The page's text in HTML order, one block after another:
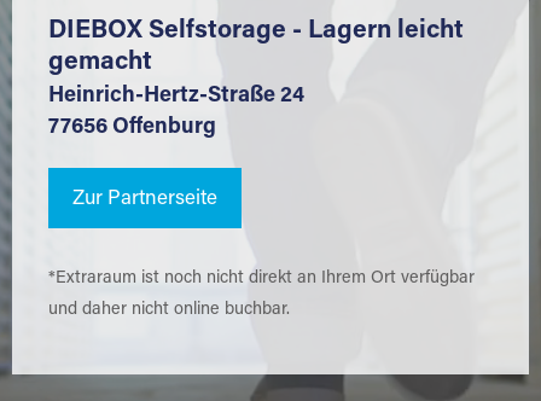
DIEBOX Selfstorage - Lagern leicht
gemacht
Heinrich-Hertz-Straße 24
77656 Offenburg
Zur Partnerseite
*Extraraum ist noch nicht direkt an Ihrem Ort verfügbar
und daher nicht online buchbar.